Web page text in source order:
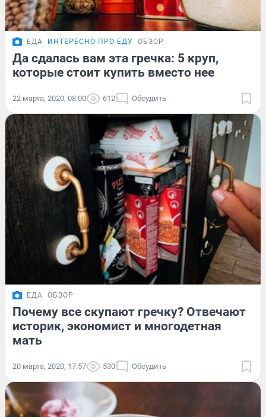
ЕДА ИНТЕРЕСНО ПРО ЕДУ ОБЗОР
Да сдалась вам эта гречка: 5 круп,
которые стоит купить вместо нее
22 марта, 2020, 08:00 612 Обсудить
ЕДА ОБЗОР
Почему все скупают гречку? Отвечают
историк, экономист и многодетная
мать
20 марта, 2020, 17:57 530 Обсудить